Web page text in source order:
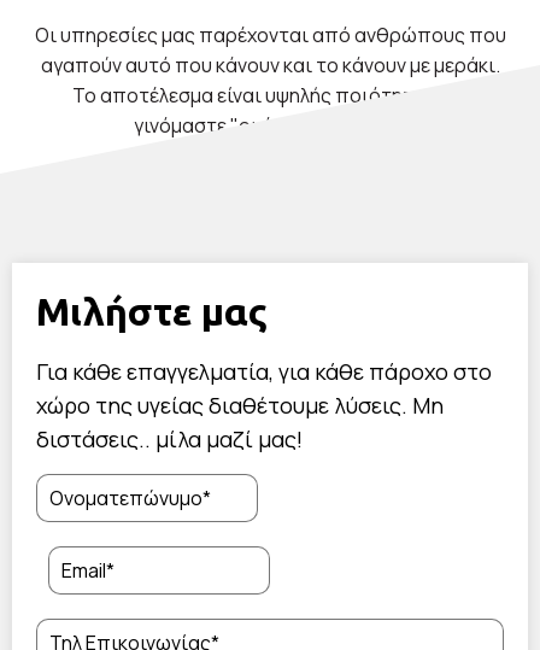
Οι υπηρεσίες μας παρέχονται από ανθρώπους που
αγαπούν αυτό που κάνουν και το κάνουν με μεράκι.
Το αποτέλεσμα είναι υψηλής ποιότητας και
γινόμαστε "οι άνθρωποι σας".
Μιλήστε μας
Για κάθε επαγγελματία, για κάθε πάροχο στο
χώρο της υγείας διαθέτουμε λύσεις. Μη
διστάσεις.. μίλα μαζί μας!